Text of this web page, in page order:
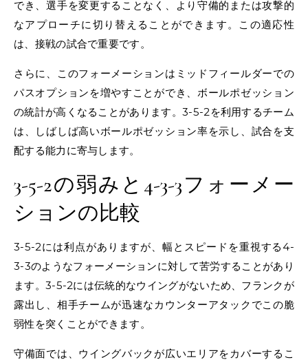
でき、選手を変更することなく、より守備的または攻撃的
なアプローチに切り替えることができます。この適応性
は、接戦の試合で重要です。
さらに、このフォーメーションはミッドフィールダーでの
パスオプションを増やすことができ、ボールポゼッション
の統計が高くなることがあります。3-5-2を利用するチーム
は、しばしば高いボールポゼッション率を示し、試合を支
配する能力に寄与します。
3-5-2の弱みと4-3-3フォーメー
ションの比較
3-5-2には利点がありますが、幅とスピードを重視する4-
3-3のようなフォーメーションに対して苦労することがあり
ます。3-5-2には伝統的なウイングがないため、フランクが
露出し、相手チームが迅速なカウンターアタックでこの脆
弱性を突くことができます。
守備面では、ウイングバックが広いエリアをカバーするこ